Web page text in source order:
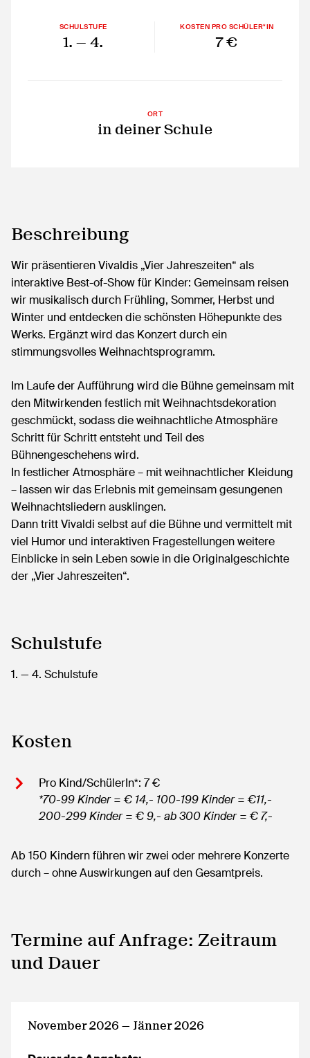
SCHULSTUFE
1. — 4.
KOSTEN PRO SCHÜLER*IN
7 €
ORT
in deiner Schule
Beschreibung
​Wir präsentieren Vivaldis „Vier Jahreszeiten“ als
interaktive Best-of-Show für Kinder: Gemeinsam reisen
wir musikalisch durch Frühling, Sommer, Herbst und
Winter und entdecken die schönsten Höhepunkte des
Werks. Ergänzt wird das Konzert durch ein
stimmungsvolles Weihnachtsprogramm.
Im Laufe der Aufführung wird die Bühne gemeinsam mit
den Mitwirkenden festlich mit Weihnachtsdekoration
geschmückt, sodass die weihnachtliche Atmosphäre
Schritt für Schritt entsteht und Teil des
Bühnengeschehens wird.
In festlicher Atmosphäre – mit weihnachtlicher Kleidung
– lassen wir das Erlebnis mit gemeinsam gesungenen
Weihnachtsliedern ausklingen.
Dann tritt Vivaldi selbst auf die Bühne und vermittelt mit
viel Humor und interaktiven Fragestellungen weitere
Einblicke in sein Leben sowie in die Originalgeschichte
der „Vier Jahreszeiten“.
Schulstufe
1. — 4. Schulstufe
Kosten
Pro Kind/SchülerIn*: 7 €
*70-99 Kinder = € 14,- 100-199 Kinder = €11,-
200-299 Kinder = € 9,- ab 300 Kinder = € 7,-
Ab 150 Kindern führen wir zwei oder mehrere Konzerte
durch – ohne Auswirkungen auf den Gesamtpreis.
Termine auf Anfrage: Zeitraum
und Dauer
November 2026 — Jänner 2026